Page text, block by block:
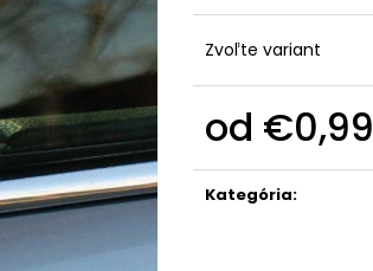
Zvoľte variant
od €0,99
cena:
Kategória: